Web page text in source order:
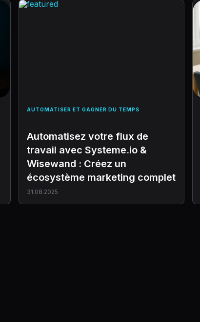
AUTOMATISER ET GAGNER DU TEMPS
Automatisez votre flux de
travail avec Systeme.io &
Wisewand : Créez un
écosystème marketing complet
31.08.2025